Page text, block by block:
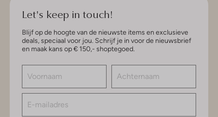
Let's keep in touch!
Blijf op de hoogte van de nieuwste items en exclusieve
deals, speciaal voor jou. Schrijf je in voor de nieuwsbrief
en maak kans op € 150,- shoptegoed.